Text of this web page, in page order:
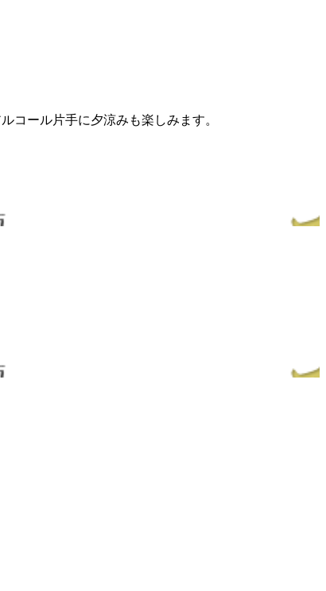
コール片手に夕涼みも楽しみます。